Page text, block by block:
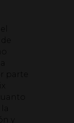
parte
y